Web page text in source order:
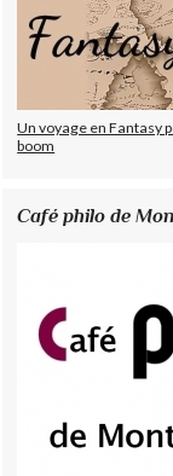
Un voyage en Fantasy
boom
Café philo de